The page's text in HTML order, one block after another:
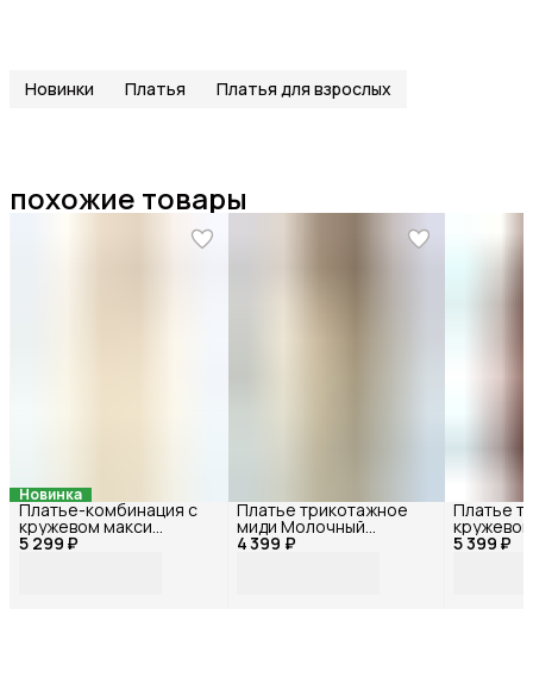
Новинки Платья Платья для взрослых
похожие товары
Новинка
5 299 ₽
Платье-комбинация с
кружевом макси
Молочный 86350_42 4 399 ₽
Платье трикотажное
миди Молочный
72405БФ_44 5 399 ₽
Платье